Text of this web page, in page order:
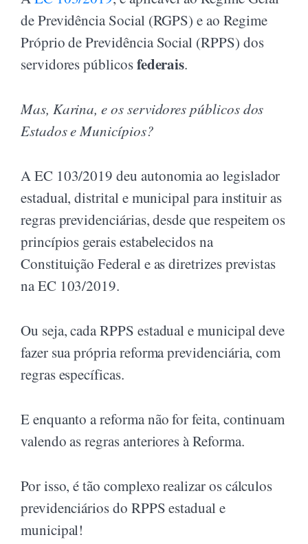
de Previdência Social (RGPS) e ao Regime
Próprio de Previdência Social (RPPS) dos
servidores públicosfederais.
Mas, Karina, e os servidores públicos dos
Estados e Municípios?
A EC 103/2019 deu autonomia ao legislador
estadual, distrital e municipal para instituir as
regras previdenciárias, desde que respeitem os
princípios gerais estabelecidos na
Constituição Federal e as diretrizes previstas
na EC 103/2019.
Ou seja, cada RPPS estadual e municipal deve
fazer sua própria reforma previdenciária, com
regras específicas.
E enquanto a reforma não for feita, continuam
valendo as regras anteriores à Reforma.
Por isso, é tão complexo realizar os cálculos
previdenciários do RPPS estadual e
municipal!